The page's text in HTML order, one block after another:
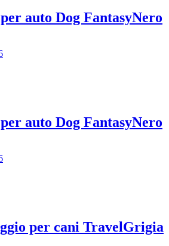
auto Dog FantasyNero
auto Dog FantasyNero
per cani TravelGrigia